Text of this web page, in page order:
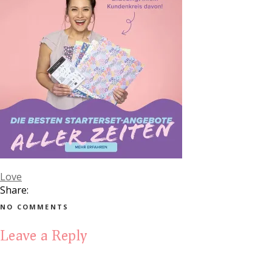
Love
Share:
NO COMMENTS
Leave a Reply